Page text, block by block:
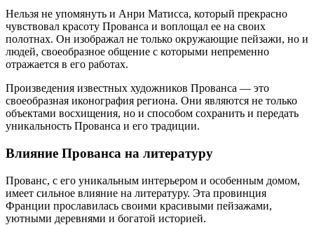
Нельзя не упомянуть и Анри Матисса, который прекрасно
чувствовал красоту Прованса и воплощал ее на своих
полотнах. Он изображал не только окружающие пейзажи, но и
людей, своеобразное общение с которыми непременно
отражается в его работах.
Произведения известных художников Прованса — это
своеобразная иконография региона. Они являются не только
объектами восхищения, но и способом сохранить и передать
уникальность Прованса и его традиции.
Влияние Прованса на литературу
Прованс, с его уникальным интерьером и особенным домом,
имеет сильное влияние на литературу. Эта провинция
Франции прославилась своими красивыми пейзажами,
уютными деревнями и богатой историей.